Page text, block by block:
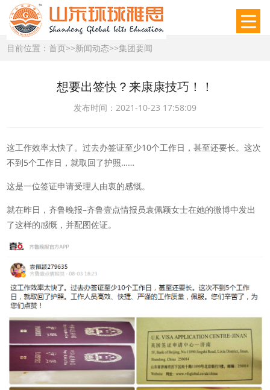
目前位置：首页>>新闻动态>>集团要闻
想要出签快？来康康技巧！！
发布时间：2021-10-23 17:58:09
这工作效率太快了。过去办签证至少10个工作日，甚至还要长。这次
不到5个工作日，就取回了护照……
这是一位签证申请受理人由衷的感慨。
就在昨日，齐鲁晚报–齐鲁壹点情报员袁佩颖女士在她的微博中发出
了这样的感慨，并配图佐证。